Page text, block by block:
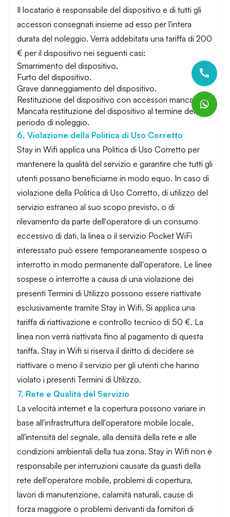
Il locatario è responsabile del dispositivo e di tutti gli
accessori consegnati insieme ad esso per l'intera
durata del noleggio. Verrà addebitata una tariffa di 200
€ per il dispositivo nei seguenti casi:
Smarrimento del dispositivo.
Furto del dispositivo.
Grave danneggiamento del dispositivo.
Restituzione del dispositivo con accessori mancanti.
Mancata restituzione del dispositivo al termine del
periodo di noleggio.
6. Violazione della Politica di Uso Corretto
Stay in Wifi applica una Politica di Uso Corretto per
mantenere la qualità del servizio e garantire che tutti gli
utenti possano beneficiarne in modo equo. In caso di
violazione della Politica di Uso Corretto, di utilizzo del
servizio estraneo al suo scopo previsto, o di
rilevamento da parte dell'operatore di un consumo
eccessivo di dati, la linea o il servizio Pocket WiFi
interessato può essere temporaneamente sospeso o
interrotto in modo permanente dall'operatore. Le linee
sospese o interrotte a causa di una violazione dei
presenti Termini di Utilizzo possono essere riattivate
esclusivamente tramite Stay in Wifi. Si applica una
tariffa di riattivazione e controllo tecnico di 50 €. La
linea non verrà riattivata fino al pagamento di questa
tariffa. Stay in Wifi si riserva il diritto di decidere se
riattivare o meno il servizio per gli utenti che hanno
violato i presenti Termini di Utilizzo.
7. Rete e Qualità del Servizio
La velocità internet e la copertura possono variare in
base all'infrastruttura dell'operatore mobile locale,
all'intensità del segnale, alla densità della rete e alle
condizioni ambientali della tua zona. Stay in Wifi non è
responsabile per interruzioni causate da guasti della
rete dell'operatore mobile, problemi di copertura,
lavori di manutenzione, calamità naturali, cause di
forza maggiore o problemi derivanti da fornitori di